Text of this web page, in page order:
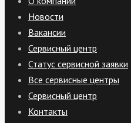
Новости
Вакансии
Сервисный центр
Статус сервисной заявки
Все сервисные центры
Сервисный центр
Контакты